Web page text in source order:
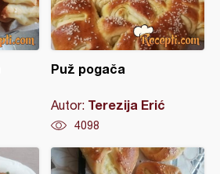
Puž pogača
Autor: Terezija Erić
4098